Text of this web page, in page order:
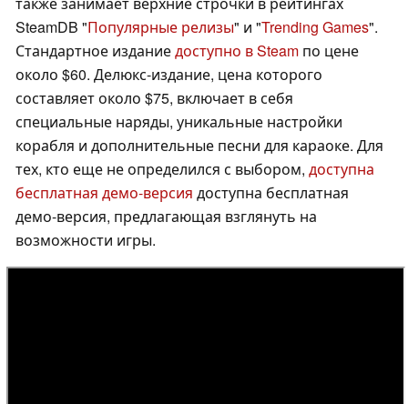
SteamDB "Популярные релизы" и "Trending Games".
Стандартное изданиедоступно в Steam по цене
около $60. Делюкс-издание, цена которого
составляет около $75, включает в себя
специальные наряды, уникальные настройки
корабля и дополнительные песни для караоке. Для
тех, кто еще не определился с выбором, доступна
бесплатная демо-версия доступна бесплатная
демо-версия, предлагающая взглянуть на
возможности игры.